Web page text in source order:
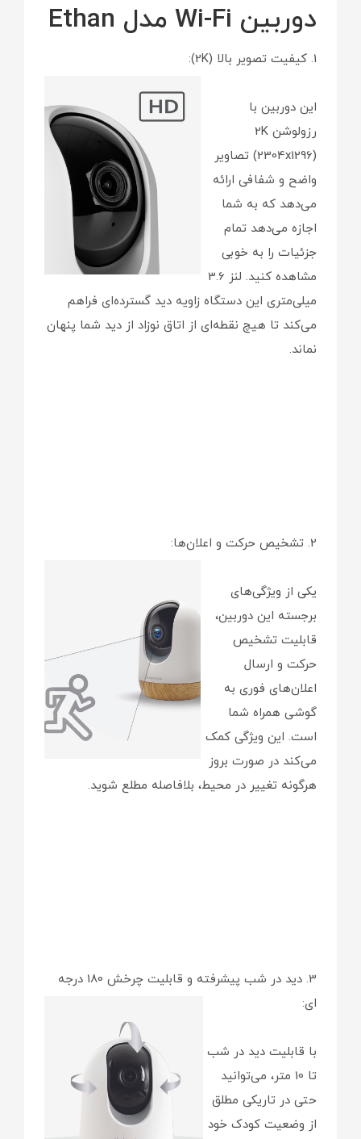
دوربین Wi-Fi مدل Ethan
1. کیفیت تصویر بالا (2K):
این دوربین با
رزولوشن 2K
(2304x1296) تصاویر
واضح و شفافی ارائه
می‌دهد که به شما
اجازه می‌دهد تمام
جزئیات را به خوبی
مشاهده کنید. لنز 3.6
میلی‌متری این دستگاه زاویه دید گسترده‌ای فراهم
می‌کند تا هیچ نقطه‌ای از اتاق نوزاد از دید شما پنهان
نماند.
2. تشخیص حرکت و اعلان‌ها:
یکی از ویژگی‌های
برجسته این دوربین،
قابلیت تشخیص
حرکت و ارسال
اعلان‌های فوری به
گوشی همراه شما
است. این ویژگی کمک
می‌کند در صورت بروز
هرگونه تغییر در محیط، بلافاصله مطلع شوید.
3. دید در شب پیشرفته و قابلیت چرخش 180 درجه
ای:
با قابلیت دید در شب
تا 10 متر، می‌توانید
حتی در تاریکی مطلق
از وضعیت کودک خود